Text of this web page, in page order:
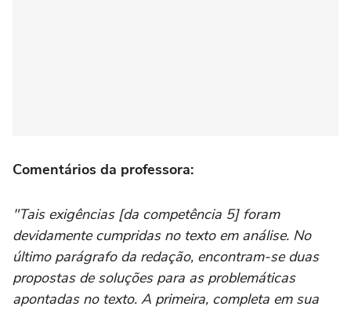
Comentários da professora:
"Tais exigências [da competência 5] foram
devidamente cumpridas no texto em análise. No
último parágrafo da redação, encontram-se duas
propostas de soluções para as problemáticas
apontadas no texto. A primeira, completa em sua